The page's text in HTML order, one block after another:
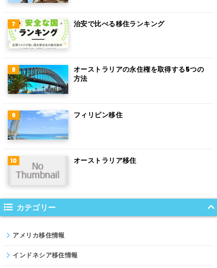
トルコ
フィンランド
チェコ
チリ
デンマーク
ハンガリー
ポーランド
南アフリカ
サウジアラビア
コロンビア
ノルウェー
ネパール
パキスタン
治安で比べる移住ランキング
オーストラリアの永住権を取得する5つの
方法
フィリピン移住
オーストラリア移住
カテゴリー
アメリカ移住情報
インドネシア移住情報